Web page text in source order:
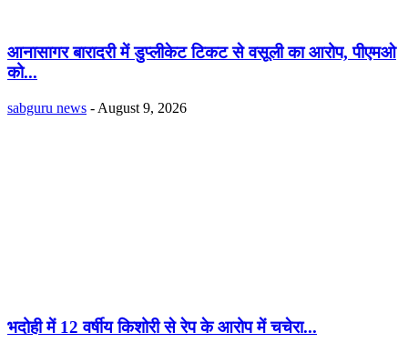
आनासागर बारादरी में डुप्लीकेट टिकट से वसूली का आरोप, पीएमओ
को...
sabguru news - August 9, 2026
भदोही में 12 वर्षीय किशोरी से रेप के आरोप में चचेरा...